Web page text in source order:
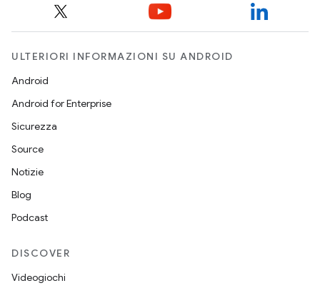
ULTERIORI INFORMAZIONI SU ANDROID
Android
Android for Enterprise
Sicurezza
Source
Notizie
Blog
Podcast
DISCOVER
Videogiochi